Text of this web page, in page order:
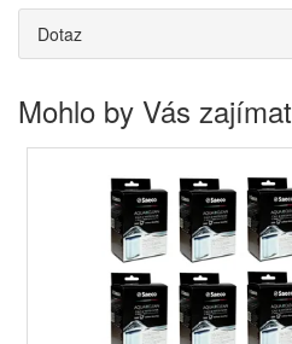
Dotaz
Mohlo by Vás zajímat